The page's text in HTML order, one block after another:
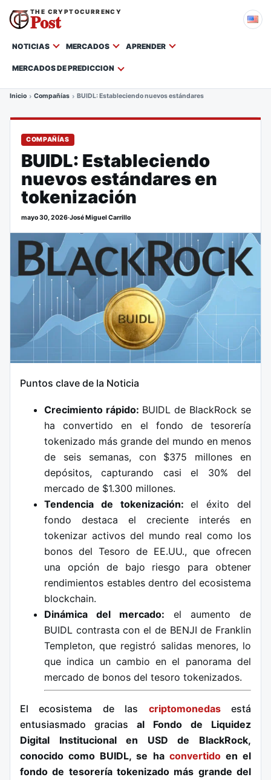
THE CRYPTOCURRENCY
Post
NOTICIAS MERCADOS APRENDER
MERCADOS DE PREDICCION
Inicio Compañías BUIDL: Estableciendo nuevos estándares en tokenización
COMPAÑÍAS
BUIDL: Estableciendo
nuevos estándares en
tokenización
mayo 30, 2026·José Miguel Carrillo
Puntos clave de la Noticia
Crecimiento rápido: BUIDL de BlackRock se
ha convertido en el fondo de tesorería
tokenizado más grande del mundo en menos
de seis semanas, con $375 millones en
depósitos, capturando casi el 30% del
mercado de $1.300 millones.
Tendencia de tokenización:el éxito del
fondo destaca el creciente interés en
tokenizar activos del mundo real como los
bonos del Tesoro de EE.UU., que ofrecen
una opción de bajo riesgo para obtener
rendimientos estables dentro del ecosistema
blockchain.
Dinámica del mercado: el aumento de
BUIDL contrasta con el de BENJI de Franklin
Templeton, que registró salidas menores, lo
que indica un cambio en el panorama del
mercado de bonos del tesoro tokenizados.
El ecosistema de las criptomonedasestá
entusiasmado gracias al Fondo de Liquidez
Digital Institucional en USD de BlackRock,
conocido como BUIDL, se ha convertido en el
fondo de tesorería tokenizado más grande del